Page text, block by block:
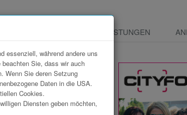
LEISTUNGEN
Weiterleiten
essenziell, während andere uns
Sie, dass wir auch
Wenn Sie deren Setzung
Daten in die USA.
Cookies.
Diensten geben möchten,